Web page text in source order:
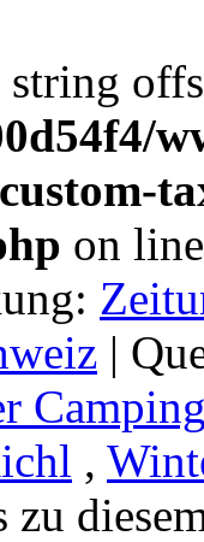
on
|
,